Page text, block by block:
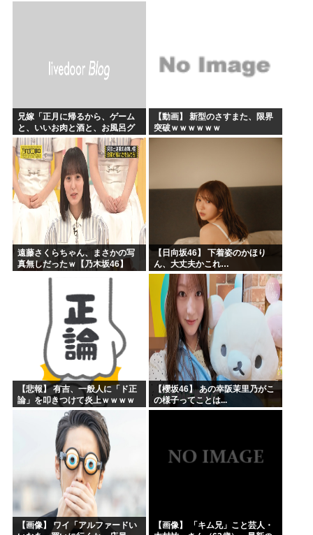
今年のボーナス凄いことになり
兄嫁「正月に帰るから、ゲーム
と、いいお肉と酒と、お風呂グ
ッズの準備しとけよ」寝起きの
私「知るかボケ」兄嫁「キィィ
ィィー！！！！」私「あ…」
【動画】 新型のさすまた、限界
突破ｗｗｗｗｗｗ
遠藤さくらちゃん、まさかの写
真無しだったｗ【乃木坂46】
【日向坂46】 下着姿のかほり
ん、大丈夫かこれ…
【悲報】 有吉、一般人に「ド正
論」を叩きつけて炎上ｗｗｗｗ
【櫻坂46】 あの幸阪茉里乃がこ
の様子ってことは...
【画像】 ワイ「アルファードい
【画像】 「キム兄」こと芸人・